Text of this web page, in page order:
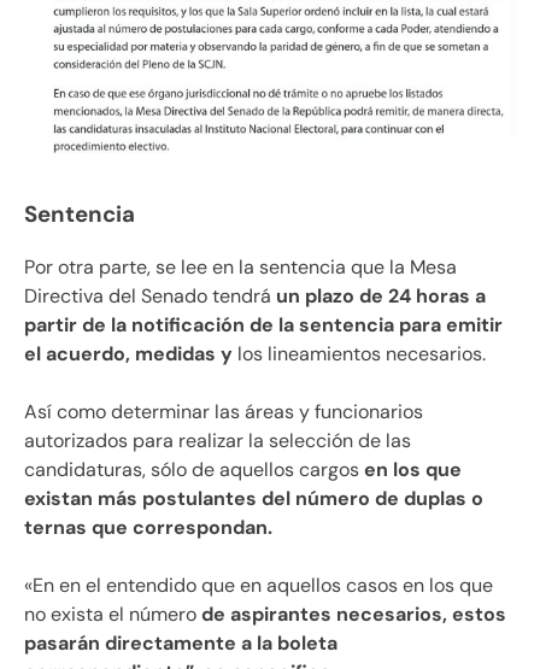
Sentencia
Por otra parte, se lee en la sentencia que la Mesa
Directiva del Senado tendrá un plazo de 24 horas a
partir de la notificación de la sentencia para emitir
el acuerdo, medidas y los lineamientos necesarios.
Así como determinar las áreas y funcionarios
autorizados para realizar la selección de las
candidaturas, sólo de aquellos cargosen los que
existan más postulantes del número de duplas o
ternas que correspondan.
«En en el entendido que en aquellos casos en los que
no exista el númerode aspirantes necesarios, estos
pasarán directamente a la boleta